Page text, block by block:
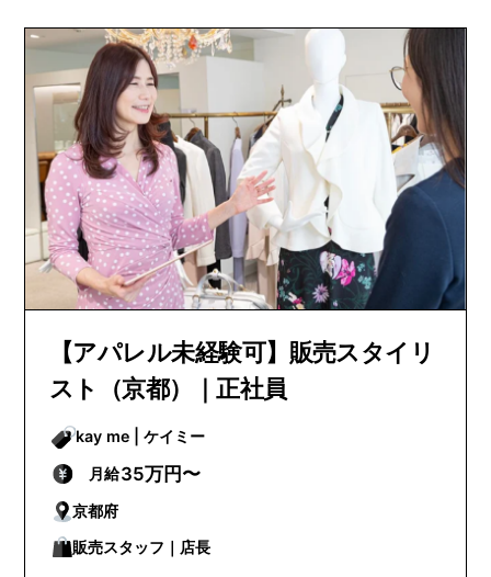
【アパレル未経験可】販売スタイリ
スト（京都）｜正社員
kay me | ケイミー
月給35万円〜
京都府
販売スタッフ｜店長